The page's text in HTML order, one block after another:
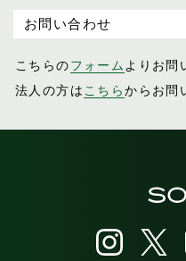
お問い合わせ
こちらのフォーム よりお問
法人の方は こちらからお問